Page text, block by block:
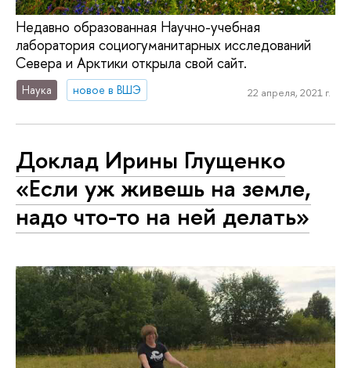
Недавно образованная Научно-учебная
лаборатория социогуманитарных исследований
Севера и Арктики открыла свой сайт.
Наука новое в ВШЭ 22 апреля, 2021 г.
Доклад Ирины Глущенко
«Если уж живешь на земле,
надо что-то на ней делать»